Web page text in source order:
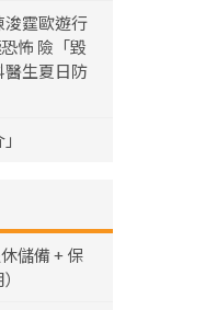
浚霆歐遊行
怖 險「毀
生夏日防
儲備 + 保